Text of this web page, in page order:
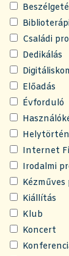
Családi
Dedikálás
Előadás
Évforduló
Internet
Irodalmi
Kézműves
Kiállítás
Klub
Koncert